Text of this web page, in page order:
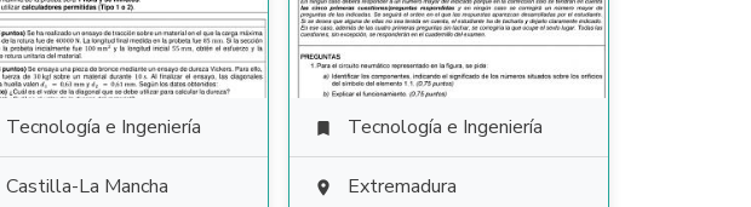
Tecnología e Ingeniería
Castilla-La Mancha
 Tecnología e Ingeniería
 Extremadura